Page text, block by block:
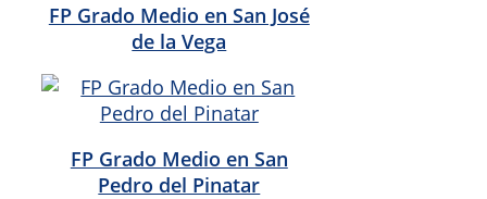
FP Grado Medio en San José
de la Vega
FP Grado Medio en San
Pedro del Pinatar